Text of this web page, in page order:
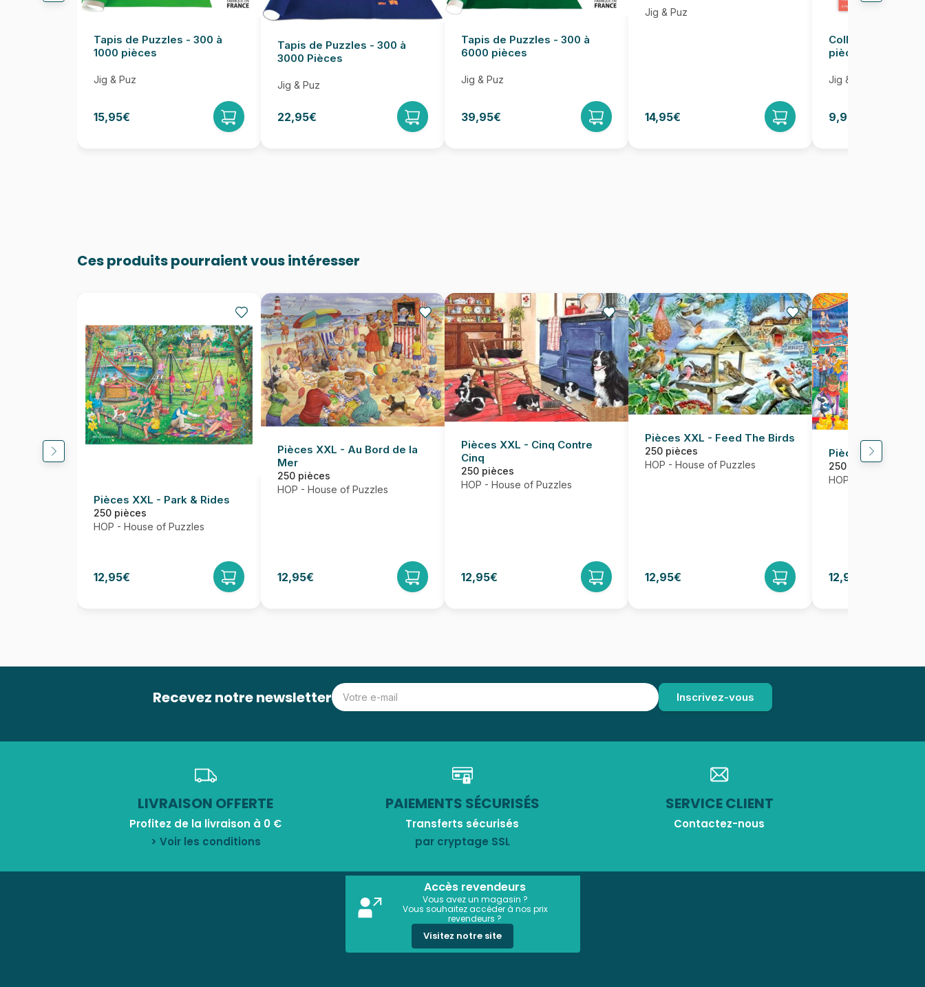
Tapis de Puzzles - 300 à
1000 pièces
Jig & Puz
15,95€
Tapis de Puzzles - 300 à
3000 Pièces
Jig & Puz
22,95€
Tapis de Puzzles - 300 à
6000 pièces
Jig & Puz
39,95€
Jig & Puz
14,95€
Colle pour Puzzle
pièces
Jig & Puz
9,95€
Ces produits pourraient vous intéresser
Pièces XXL - Park & Rides
250 pièces
HOP - House of Puzzles
12,95€
Pièces XXL - Au Bord de la
Mer
250 pièces
HOP - House of Puzzles
12,95€
Pièces XXL - Cinq Contre
Cinq
250 pièces
HOP - House of Puzzles
12,95€
Pièces XXL - Feed The Birds
250 pièces
HOP - House of Puzzles
12,95€
Pièces XXL -
250 pièces
HOP - House of
12,95€
Recevez notre newsletter
LIVRAISON OFFERTE
Profitez de la livraison à 0 €
> Voir les conditions
PAIEMENTS SÉCURISÉS
Transferts sécurisés
par cryptage SSL
SERVICE CLIENT
Contactez-nous
Accès revendeurs
Vous avez un magasin ?
Vous souhaitez accéder à nos prix
revendeurs ?
Visitez notre site